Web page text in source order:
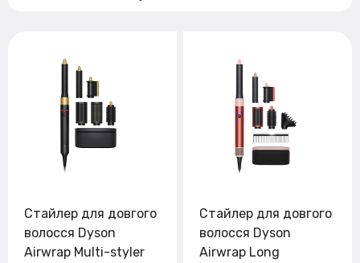
Стайлер для довгого
волосся Dyson
Airwrap Multi-styler
Стайлер для довгого
волосся Dyson
Airwrap Long